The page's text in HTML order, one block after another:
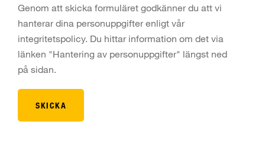
Genom att skicka formuläret godkänner du att vi
hanterar dina personuppgifter enligt vår
integritetspolicy. Du hittar information om det via
länken "Hantering av personuppgifter" längst ned
på sidan.